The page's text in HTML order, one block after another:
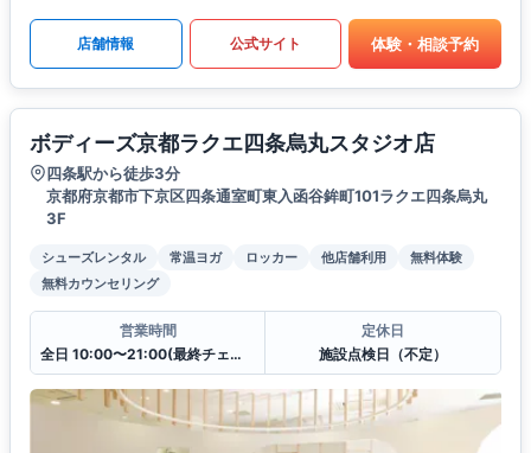
店舗情報 公式サイト 体験・相談予約
ボディーズ京都ラクエ四条烏丸スタジオ店
四条駅から徒歩3分
京都府京都市下京区四条通室町東入函谷鉾町101ラクエ四条烏丸
3F
シューズレンタル 常温ヨガ ロッカー 他店舗利用
無料体験
無料カウンセリング
営業時間
全日 10:00〜21:00(最終チェックイン20:30)
定休日
施設点検日（不定）